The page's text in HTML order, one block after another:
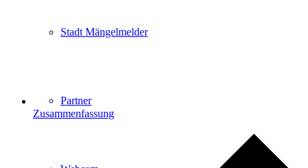
Stadt Mängelmelder
Partner
Zusammenfassung